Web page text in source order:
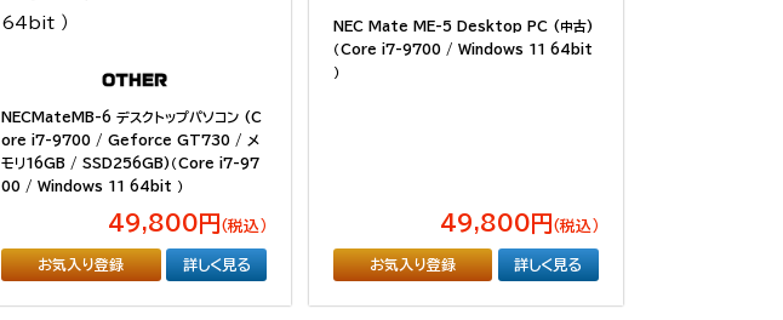
NECMateMB-6 デスクトップパソコン (C
ore i7-9700 / Geforce GT730 / メ
モリ16GB / SSD256GB)（Core i7-97
00 / Windows 11 64bit ）
49,800円 （税込）
お気入り登録 詳しく見る
NEC Mate ME-5 Desktop PC (中古)
（Core i7-9700 / Windows 11 64bit
）
49,800円 （税込）
お気入り登録 詳しく見る